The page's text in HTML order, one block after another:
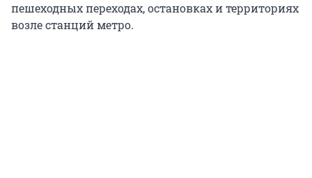
пешеходных переходах, остановках и территориях
возле станций метро.